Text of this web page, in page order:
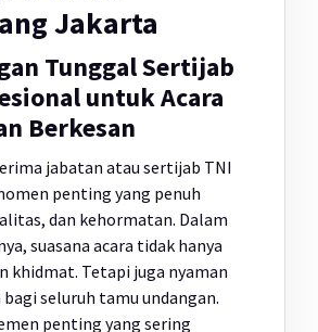
Jakarta
Tunggal Sertijab
untuk Acara
Berkesan
jabatan atau sertijab TNI
penting yang penuh
dan kehormatan. Dalam
suasana acara tidak hanya
khidmat. Tetapi juga nyaman
bagi seluruh tamu undangan.
penting yang sering